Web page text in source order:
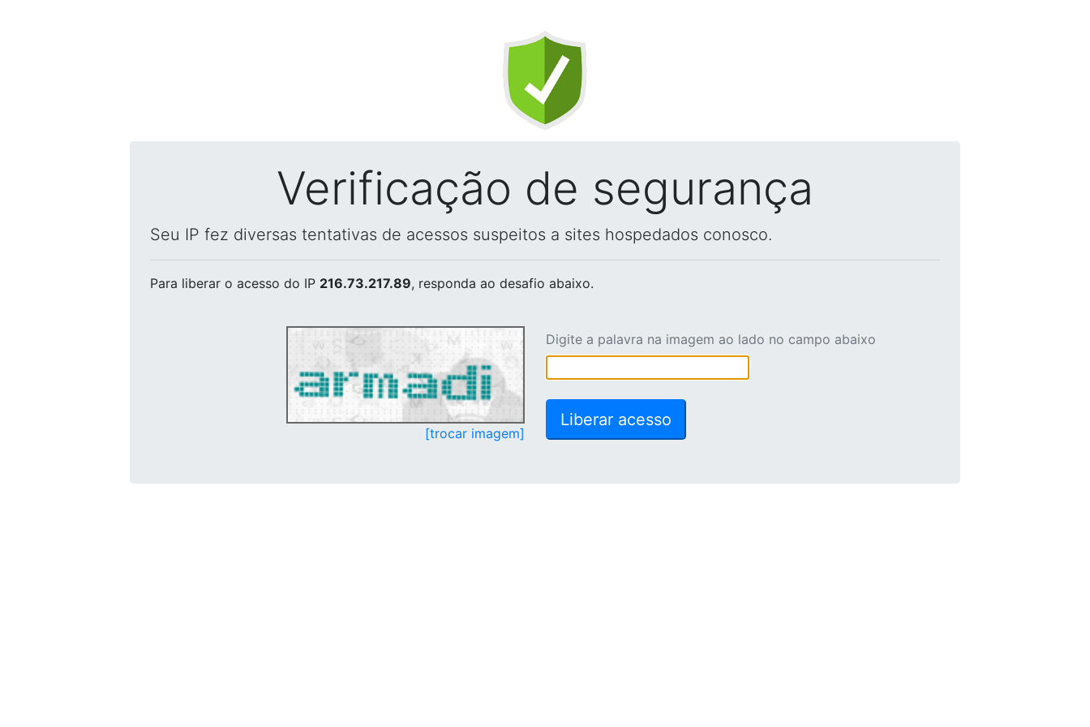
Verificação de segurança
Seu IP fez diversas tentativas de acessos suspeitos a sites hospedados conosco.
Para liberar o acesso do IP 216.73.217.89, responda ao desafio abaixo.
[trocar imagem]
Digite a palavra na imagem ao lado no campo abaixo